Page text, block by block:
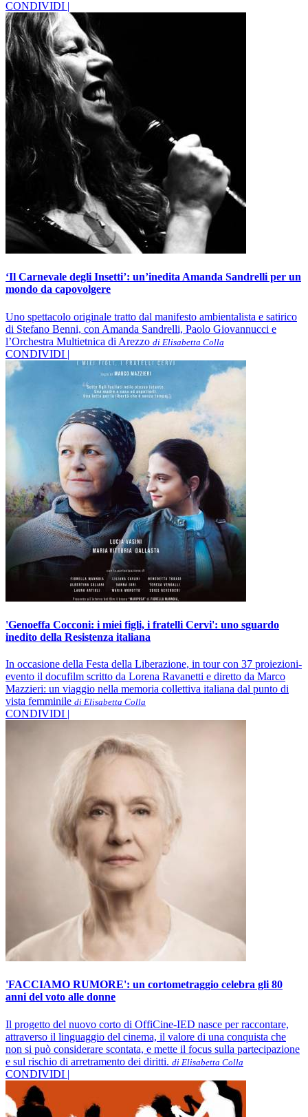
CONDIVIDI |
‘Il Carnevale degli Insetti’: un’inedita Amanda Sandrelli per un
mondo da capovolgere
Uno spettacolo originale tratto dal manifesto ambientalista e satirico
di Stefano Benni, con Amanda Sandrelli, Paolo Giovannucci e
l’Orchestra Multietnica di Arezzo di Elisabetta Colla
CONDIVIDI |
'Genoeffa Cocconi: i miei figli, i fratelli Cervi': uno sguardo
inedito della Resistenza italiana
In occasione della Festa della Liberazione, in tour con 37 proiezioni-
evento il docufilm scritto da Lorena Ravanetti e diretto da Marco
Mazzieri: un viaggio nella memoria collettiva italiana dal punto di
vista femminile di Elisabetta Colla
CONDIVIDI |
'FACCIAMO RUMORE': un cortometraggio celebra gli 80
anni del voto alle donne
Il progetto del nuovo corto di OffiCine-IED nasce per raccontare,
attraverso il linguaggio del cinema, il valore di una conquista che
non si può considerare scontata, e mette il focus sulla partecipazione
e sul rischio di arretramento dei diritti. di Elisabetta Colla
CONDIVIDI |